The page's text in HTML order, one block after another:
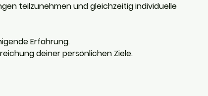
teilzunehmen und gleichzeitig individuelle
Erfahrung.
deiner persönlichen Ziele.